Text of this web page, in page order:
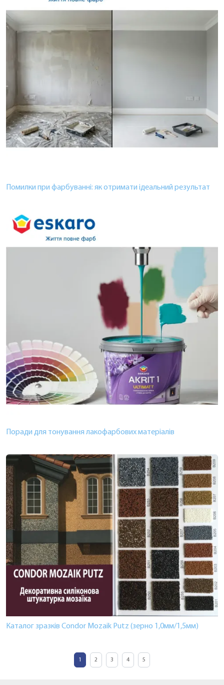
Помилки при фарбуванні: як отримати ідеальний результат
Поради для тонування лакофарбових матеріалів
Каталог зразків Condor Mozaik Putz (зерно 1,0мм/1,5мм)
1 2 3 4 5